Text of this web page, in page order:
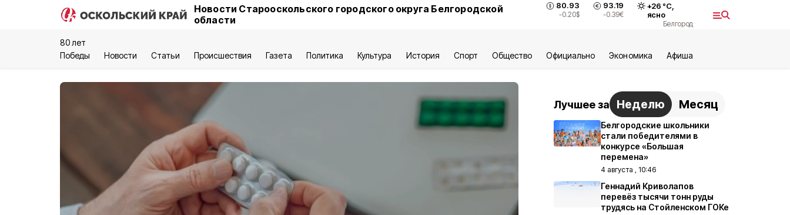
Новости Старооскольского городского округа Белгородской
области
80.93
-0.20$
93.19
-0.39€
+26 °С,
ясно
Белгород
80 лет
Победы
Новости Статьи Происшествия Газета Политика Культура История Спорт Общество Официально Экономика Aфиша
Лучшее за Неделю Месяц
Белгородские школьники
стали победителями в
конкурсе «Большая
перемена»
4 августа , 10:46
Геннадий Криволапов
перевёз тысячи тонн руды
трудясь на Стойленском ГОКе